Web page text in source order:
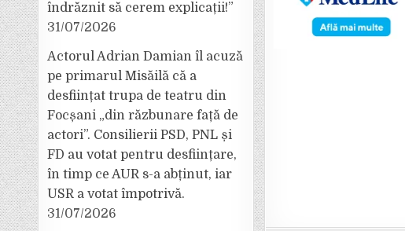
îndrăznit să cerem explicații!”
31/07/2026
Actorul Adrian Damian îl acuză
pe primarul Misăilă că a
desființat trupa de teatru din
Focșani „din răzbunare față de
actori”. Consilierii PSD, PNL și
FD au votat pentru desființare,
în timp ce AUR s-a abținut, iar
USR a votat împotrivă.
31/07/2026